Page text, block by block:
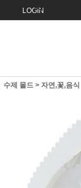
LOGIN
수제 몰드 > 자연,꽃,음식